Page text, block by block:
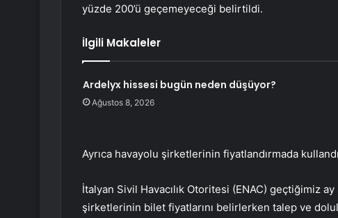
yüzde 200’ü geçemeyeceği belirtildi.
İlgili Makaleler
Ardelyx hissesi bugün neden düşüyor?
Ağustos 8, 2026
Ayrıca havayolu şirketlerinin fiyatlandırmada
İtalyan Sivil Havacılık Otoritesi (ENAC) geçtiğimiz ay
şirketlerinin bilet fiyatlarını belirlerken talep ve